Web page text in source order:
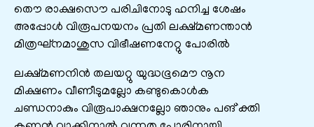
തൌ രാക്ഷസൌ പരിചിനോടു ഹനിച്ച ശേഷം
അപ്പോള്‍ വിരൂപനയനം പ്രതി ലക്ഷ്മണന്താൻ
മിത്രഘ്നമാശുസ വിഭീഷണനേറ്റു പോരിൽ
ലക്ഷ്മണനിന്‍ തലയറ്റു യുദ്ധഭൂമൌ നൂന
മിക്ഷണം വീണീടുമല്ലോ കണ്ടുകൊള്‍ക
ചണ്ഡനാകും വിരൂപാക്ഷനല്ലോ ഞാനും പങ്`ക്തി